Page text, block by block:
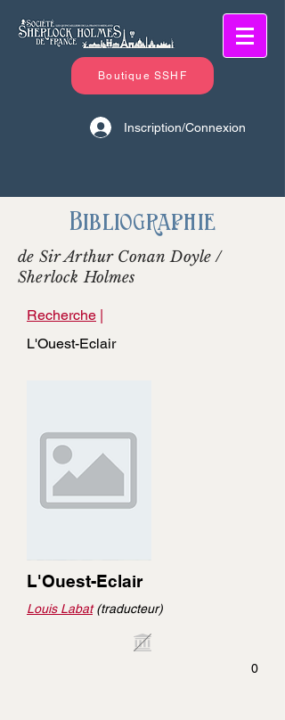
Boutique SSHF
Inscription/Connexion
Bibliographie
de Sir Arthur Conan Doyle /
Sherlock Holmes
Recherche |
L'Ouest-Eclair
L'Ouest-Eclair
Louis Labat(traducteur)
0